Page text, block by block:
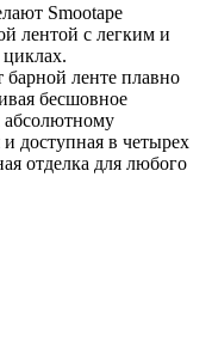
Smootape
лентой с легким и
барной ленте плавно
бесшовное
абсолютному
доступная в четырех
отделка для любого